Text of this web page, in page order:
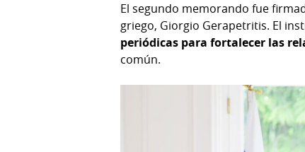
El segundo memorando fue
griego, Giorgio Gerapetritis. El
periódicas para fortalecer las
común.